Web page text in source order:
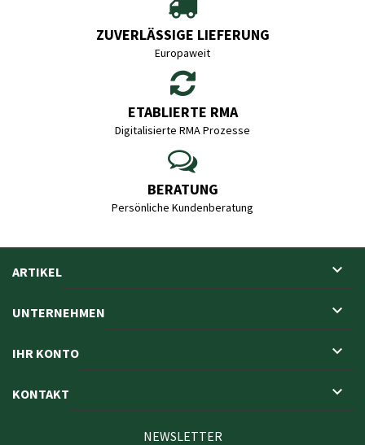
ZUVERLÄSSIGE LIEFERUNG
Europaweit
ETABLIERTE RMA
Digitalisierte RMA Prozesse
BERATUNG
Persönliche Kundenberatung
ARTIKEL 
UNTERNEHMEN 
IHR KONTO 
KONTAKT 
NEWSLETTER